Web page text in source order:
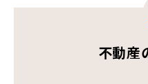
不動産